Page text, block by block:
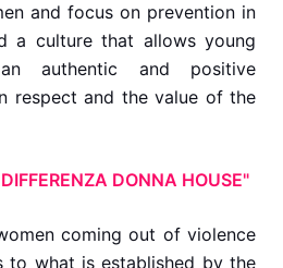
and focus on prevention in
a culture that allows young
authentic and positive
respect and the value of the
DONNA HOUSE"
coming out of violence
to what is established by the